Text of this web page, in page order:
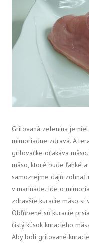
Grilovaná zelenina je
mimoriadne zdravá. A
grilovačke očakáva
mäso, ktoré bude ľahké
samozrejme dajú zohnať
v marináde. Ide o
zdravšie kuracie mäso si
Obľúbené sú kuracie
čistý kúsok kuracieho
Aby boli grilované